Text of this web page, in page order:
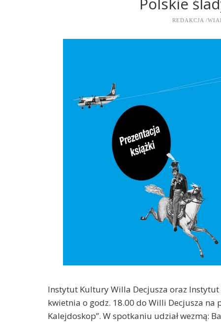
REDAKCJA
Instytut Kultury Willa Decjusza oraz
kwietnia o godz. 18.00 do Willi Decjusza na
Kalejdoskop”. W spotkaniu udział wezmą: